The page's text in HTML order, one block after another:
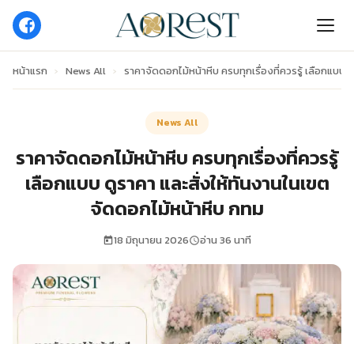
หน้าแรก › News All › ราคาจัดดอกไม้หน้าหีบ ครบทุกเรื่องที่ควรรู้ เลือกแบบ
News All
ราคาจัดดอกไม้หน้าหีบ ครบทุกเรื่องที่ควรรู้
เลือกแบบ ดูราคา และสั่งให้ทันงานในเขต
จัดดอกไม้หน้าหีบ กทม
18 มิถุนายน 2026 อ่าน 36 นาที